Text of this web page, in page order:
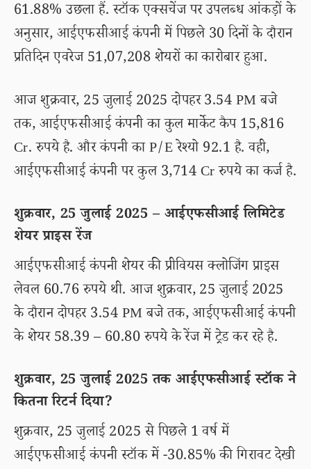
61.88% उछला हैं. स्टॉक एक्सचेंज पर उपलब्ध आंकड़ों के
अनुसार, आईएफसीआई कंपनी में पिछले 30 दिनों के दौरान
प्रतिदिन एवरेज 51,07,208 शेयरों का कारोबार हुआ.
आज शुक्रवार, 25 जुलाई 2025 दोपहर 3.54 PM बजे
तक, आईएफसीआई कंपनी का कुल मार्केट कैप 15,816
Cr. रुपये है. और कंपनी का P/E रेश्यो 92.1 है. वही,
आईएफसीआई कंपनी पर कुल 3,714 Cr रुपये का कर्ज है.
शुक्रवार, 25 जुलाई 2025 – आईएफसीआई लिमिटेड
शेयर प्राइस रेंज
आईएफसीआई कंपनी शेयर की प्रीवियस क्लोजिंग प्राइस
लेवल 60.76 रुपये थी. आज शुक्रवार, 25 जुलाई 2025
के दौरान दोपहर 3.54 PM बजे तक, आईएफसीआई कंपनी
के शेयर 58.39 – 60.80 रुपये के रेंज में ट्रेड कर रहे है.
शुक्रवार, 25 जुलाई 2025 तक आईएफसीआई स्टॉक ने
कितना रिटर्न दिया?
शुक्रवार, 25 जुलाई 2025 से पिछले 1 वर्ष में
आईएफसीआई कंपनी स्टॉक में -30.85% की गिरावट देखी